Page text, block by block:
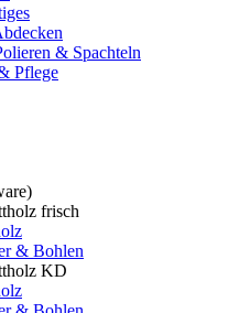
& Spachteln
Pflege
frisch
& Bohlen
KD